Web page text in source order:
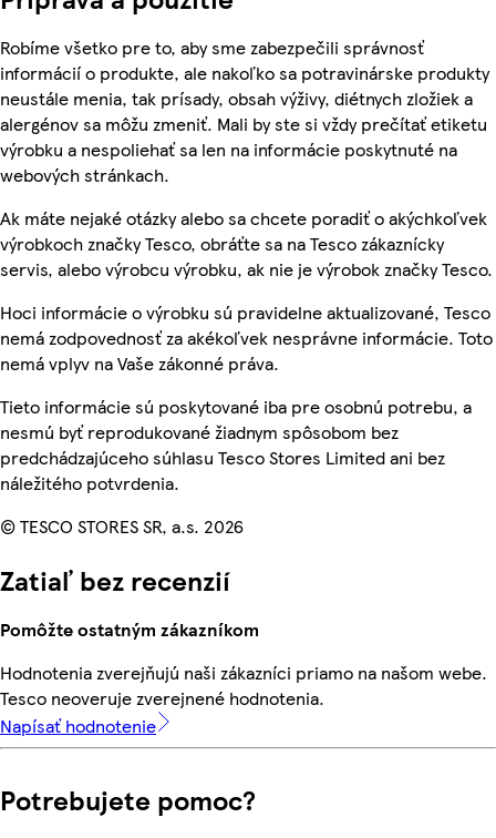
Robíme všetko pre to, aby sme zabezpečili správnosť
informácií o produkte, ale nakoľko sa potravinárske produkty
neustále menia, tak prísady, obsah výživy, diétnych zložiek a
alergénov sa môžu zmeniť. Mali by ste si vždy prečítať etiketu
výrobku a nespoliehať sa len na informácie poskytnuté na
webových stránkach.
Ak máte nejaké otázky alebo sa chcete poradiť o akýchkoľvek
výrobkoch značky Tesco, obráťte sa na Tesco zákaznícky
servis, alebo výrobcu výrobku, ak nie je výrobok značky Tesco.
Hoci informácie o výrobku sú pravidelne aktualizované, Tesco
nemá zodpovednosť za akékoľvek nesprávne informácie. Toto
nemá vplyv na Vaše zákonné práva.
Tieto informácie sú poskytované iba pre osobnú potrebu, a
nesmú byť reprodukované žiadnym spôsobom bez
predchádzajúceho súhlasu Tesco Stores Limited ani bez
náležitého potvrdenia.
© TESCO STORES SR, a.s. 2026
Zatiaľ bez recenzií
Pomôžte ostatným zákazníkom
Hodnotenia zverejňujú naši zákazníci priamo na našom webe.
Tesco neoveruje zverejnené hodnotenia.
Napísať hodnotenie
Potrebujete pomoc?